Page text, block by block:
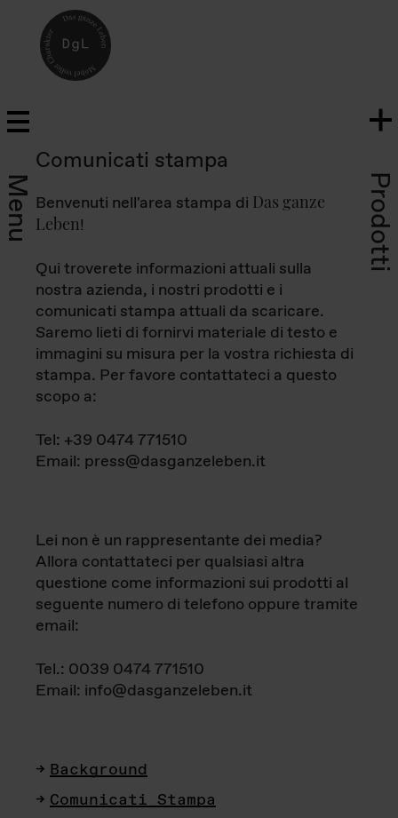
Menu Prodotti
Comunicati stampa
Benvenuti nell'area stampa di Das ganze
Leben!
Qui troverete informazioni attuali sulla
nostra azienda, i nostri prodotti e i
comunicati stampa attuali da scaricare.
Saremo lieti di fornirvi materiale di testo e
immagini su misura per la vostra richiesta di
stampa. Per favore contattateci a questo
scopo a:
Tel: +39 0474 771510
Email: press@dasganzeleben.it
Lei non è un rappresentante dei media?
Allora contattateci per qualsiasi altra
questione come informazioni sui prodotti al
seguente numero di telefono oppure tramite
email:
Tel.: 0039 0474 771510
Email: info@dasganzeleben.it
Background
Comunicati Stampa